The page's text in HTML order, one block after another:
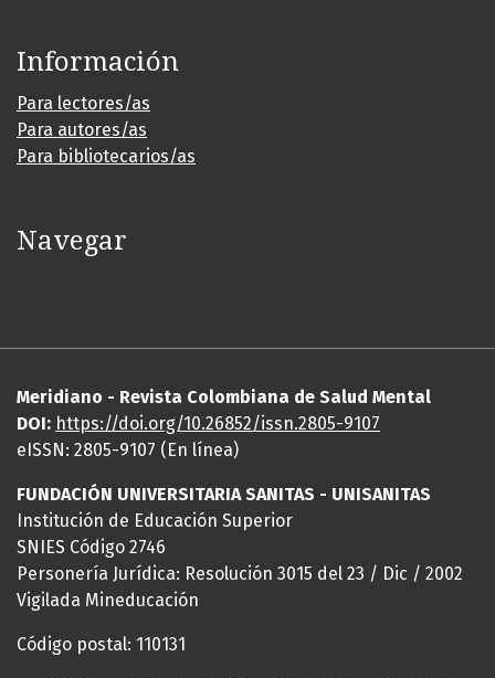
Información
Para lectores/as
Para autores/as
Para bibliotecarios/as
Navegar
Meridiano - Revista Colombiana de Salud Mental
DOI: https://doi.org/10.26852/issn.2805-9107
eISSN: 2805-9107 (En línea)
FUNDACIÓN UNIVERSITARIA SANITAS - UNISANITAS
Institución de Educación Superior
SNIES Código 2746
Personería Jurídica: Resolución 3015 del 23 / Dic / 2002
Vigilada Mineducación
Código postal: 110131